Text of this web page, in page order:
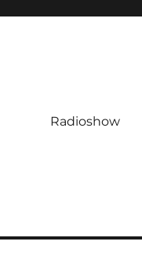
Radioshow